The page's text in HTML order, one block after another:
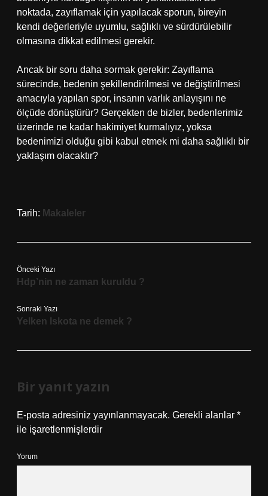
noktada, zayıflamak için yapılacak sporun, bireyin
kendi değerleriyle uyumlu, sağlıklı ve sürdürülebilir
olmasına dikkat edilmesi gerekir.
Ancak bir soru daha sormak gerekir: Zayıflama
sürecinde, bedenin şekillendirilmesi ve değiştirilmesi
amacıyla yapılan spor, insanın varlık anlayışını ne
ölçüde dönüştürür? Gerçekten de bizler, bedenlerimiz
üzerinde ne kadar hakimiyet kurmalıyız, yoksa
bedenimizi olduğu gibi kabul etmek mi daha sağlıklı bir
yaklaşım olacaktır?
Tarih: Makaleler
Önceki Yazı
Hdp’nin ne zaman kuruldu ?
Sonraki Yazı
Yelken Iskota ne demek ?
Bir yanıt yazın
E-posta adresiniz yayınlanmayacak. Gerekli alanlar *
ile işaretlenmişlerdir
Yorum